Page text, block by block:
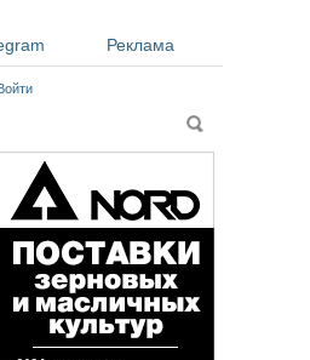
Реклама
Поиск